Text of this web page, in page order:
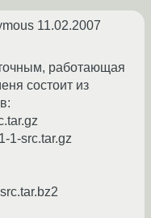
11.02.2007
работающая
состоит из
1-src.tar.gz